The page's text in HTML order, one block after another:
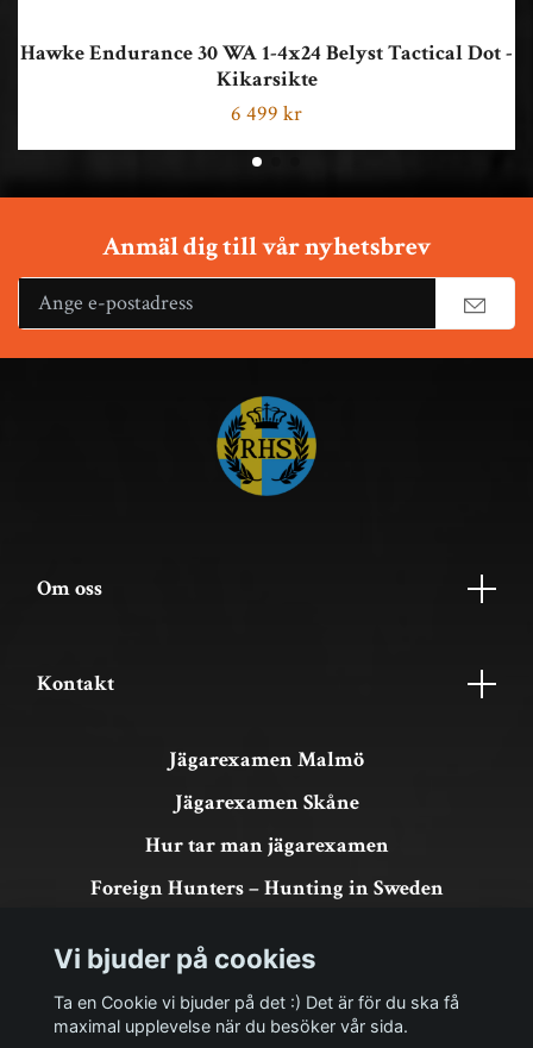
Hawke Endurance 30 WA 1-4x24 Belyst Tactical Dot -
Kikarsikte
6 499 kr
Anmäl dig till vår nyhetsbrev
Om oss
Kontakt
Jägarexamen Malmö
Jägarexamen Skåne
Hur tar man jägarexamen
Foreign Hunters – Hunting in Sweden
Om köp och returer
Vi bjuder på cookies
Ta en Cookie vi bjuder på det :) Det är för du ska få
maximal upplevelse när du besöker vår sida.